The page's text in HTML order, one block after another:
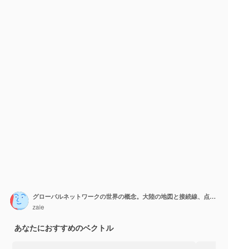
グローバルネットワークの世界の概念。大陸の地図と接続線、点と点を備えたテクノロジーグローブ。シンプルなフラットスタイル、モノクロカラーのデジタルデータプラネットデザイン。
zaie
あなたにおすすめのベクトル